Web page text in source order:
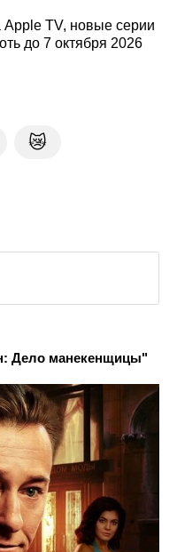
Apple TV, новые серии
до 7 октября 2026
😿
Дело манекенщицы"